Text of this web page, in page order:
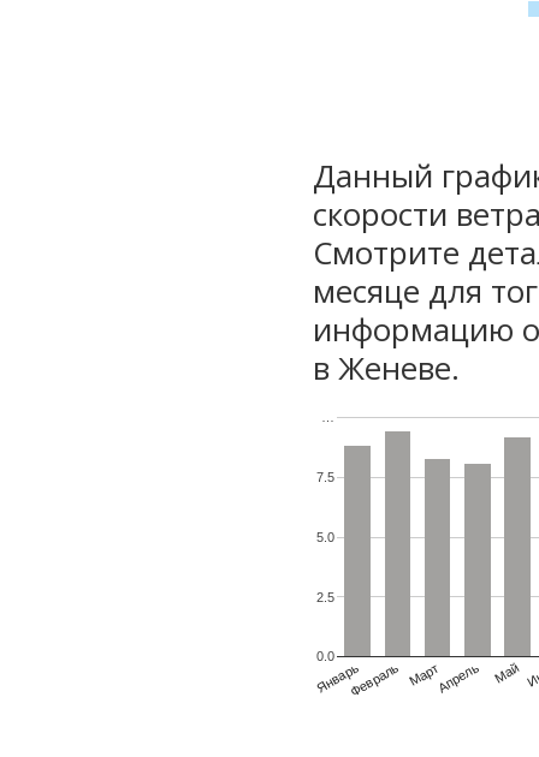
Данный
скорости
Смотрите
месяце для
информацию о
в Женеве.
ЯнварьФевраль МартАпрель Май
0.0
2.5
5.0
7.5